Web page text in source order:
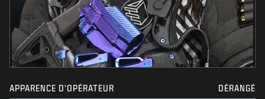
APPARENCE D'OPÉRATEUR DÉRANGÉ